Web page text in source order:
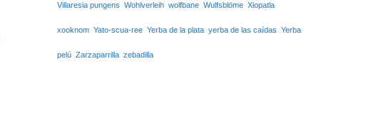
Villaresia pungens Wohlverleih wolfbane Wulfsblöme Xiopatla
xooknom Yato-scua-ree Yerba de la plata yerba de las caídas Yerba
pelú Zarzaparrilla zebadilla